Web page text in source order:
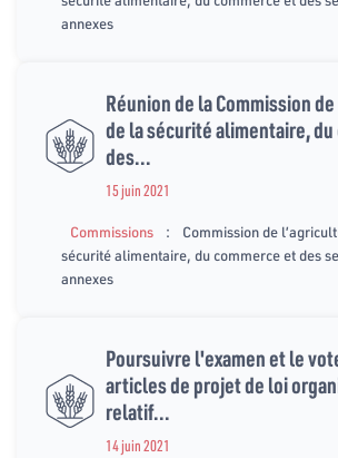
annexes
Réunion de la Commission
de la sécurité alimentaire,
des...
15 juin 2021
Commissions :
Commission de
sécurité alimentaire, du commerce et des
annexes
Poursuivre l'examen et le
articles de projet de loi
relatif...
14 juin 2021